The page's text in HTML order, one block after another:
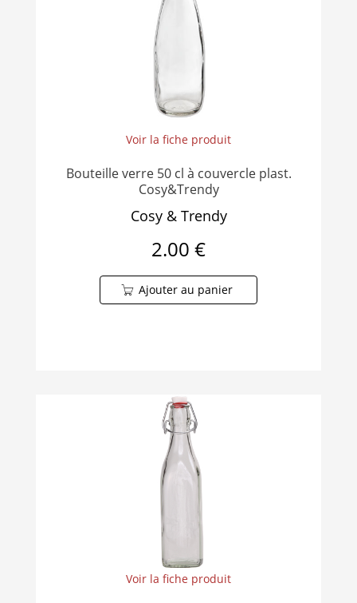
Voir la fiche produit
Bouteille verre 50 cl à couvercle plast.
Cosy&Trendy
Cosy & Trendy
2.00 €
Ajouter au panier
Voir la fiche produit